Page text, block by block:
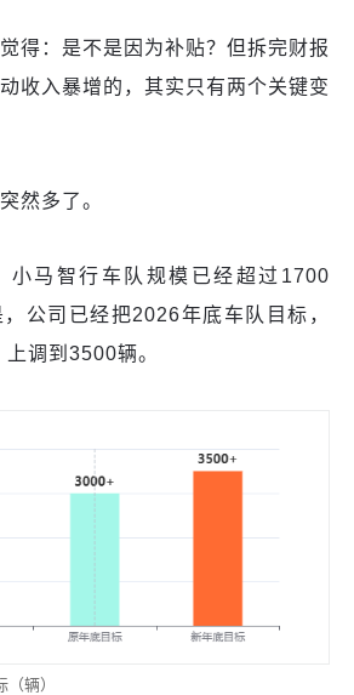
得：是不是因为补贴？但拆完财报
收入暴增的，其实只有两个关键变
然多了。
小马智行车队规模已经超过1700
公司已经把2026年底车队目标，
调到3500辆。
辆）